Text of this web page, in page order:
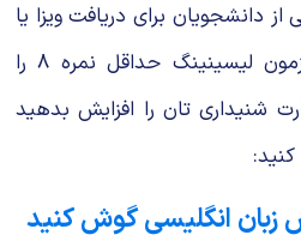
دانشجویان برای دریافت ویزا یا
بورس تحصیلی باید در آزمون لیسینینگ حداقل نمره ۸ را
شنیداری تان را افزایش بدهید
کنید: